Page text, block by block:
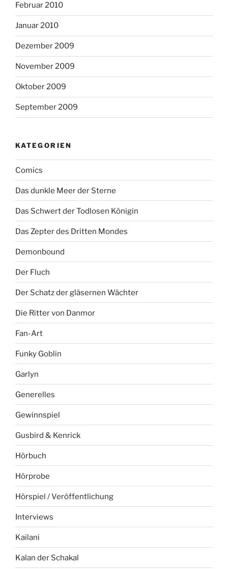
Februar 2010
Januar 2010
Dezember 2009
November 2009
Oktober 2009
September 2009
KATEGORIEN
Comics
Das dunkle Meer der Sterne
Das Schwert der Todlosen Königin
Das Zepter des Dritten Mondes
Demonbound
Der Fluch
Der Schatz der gläsernen Wächter
Die Ritter von Danmor
Fan-Art
Funky Goblin
Garlyn
Generelles
Gewinnspiel
Gusbird & Kenrick
Hörbuch
Hörprobe
Hörspiel / Veröffentlichung
Interviews
Kailani
Kalan der Schakal